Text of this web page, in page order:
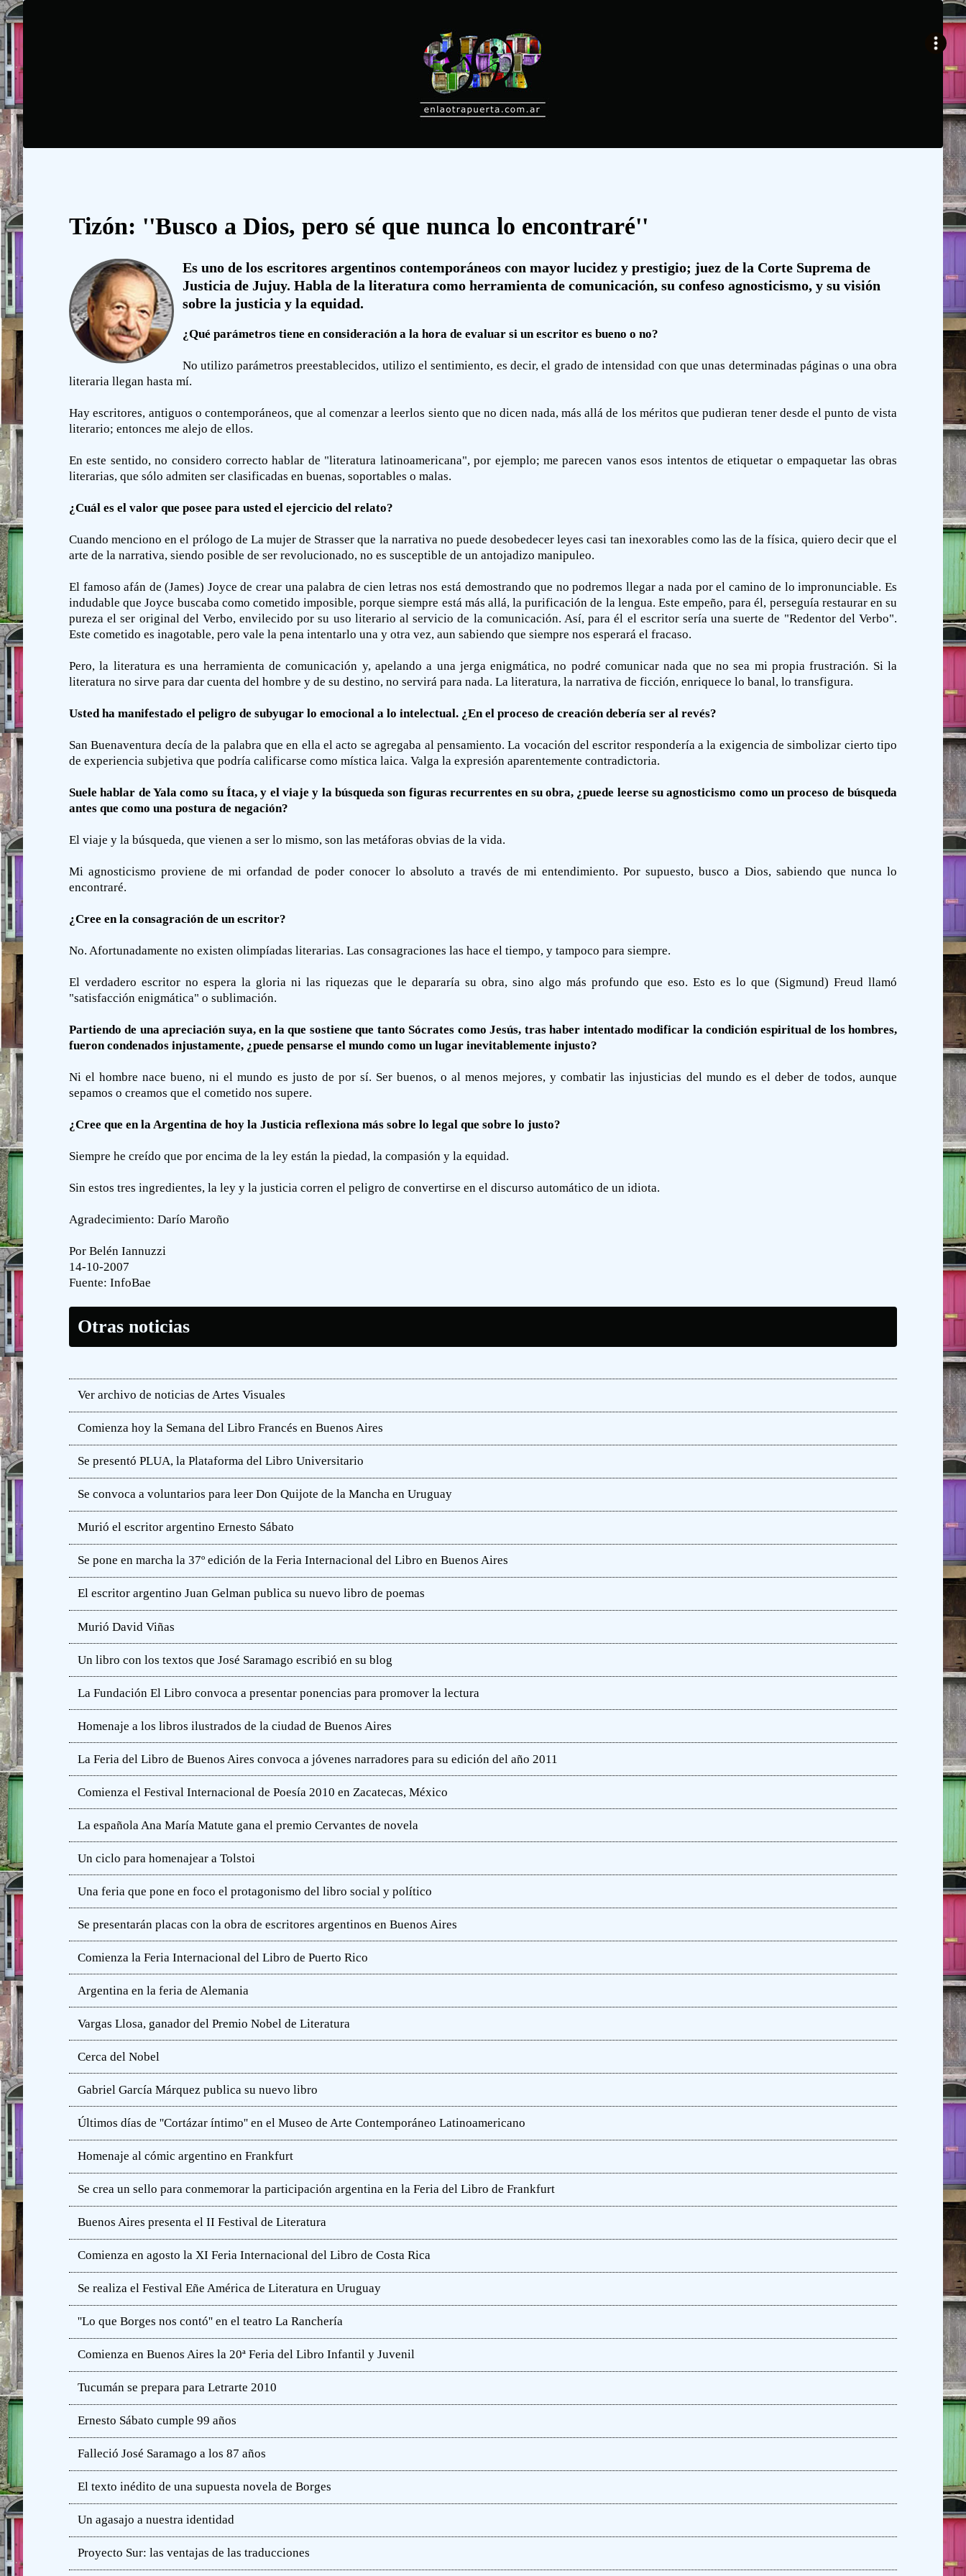
Tizón: ''Busco a Dios, pero sé que nunca lo encontraré''
Es uno de los escritores argentinos contemporáneos con mayor lucidez y prestigio; juez de la Corte Suprema de
Justicia de Jujuy. Habla de la literatura como herramienta de comunicación, su confeso agnosticismo, y su visión
sobre la justicia y la equidad.
¿Qué parámetros tiene en consideración a la hora de evaluar si un escritor es bueno o no?
No utilizo parámetros preestablecidos, utilizo el sentimiento, es decir, el grado de intensidad con que unas determinadas páginas o una obra
literaria llegan hasta mí.
Hay escritores, antiguos o contemporáneos, que al comenzar a leerlos siento que no dicen nada, más allá de los méritos que pudieran tener desde el punto de vista
literario; entonces me alejo de ellos.
En este sentido, no considero correcto hablar de "literatura latinoamericana", por ejemplo; me parecen vanos esos intentos de etiquetar o empaquetar las obras
literarias, que sólo admiten ser clasificadas en buenas, soportables o malas.
¿Cuál es el valor que posee para usted el ejercicio del relato?
Cuando menciono en el prólogo de La mujer de Strasser que la narrativa no puede desobedecer leyes casi tan inexorables como las de la física, quiero decir que el
arte de la narrativa, siendo posible de ser revolucionado, no es susceptible de un antojadizo manipuleo.
El famoso afán de (James) Joyce de crear una palabra de cien letras nos está demostrando que no podremos llegar a nada por el camino de lo impronunciable. Es
indudable que Joyce buscaba como cometido imposible, porque siempre está más allá, la purificación de la lengua. Este empeño, para él, perseguía restaurar en su
pureza el ser original del Verbo, envilecido por su uso literario al servicio de la comunicación. Así, para él el escritor sería una suerte de "Redentor del Verbo".
Este cometido es inagotable, pero vale la pena intentarlo una y otra vez, aun sabiendo que siempre nos esperará el fracaso.
Pero, la literatura es una herramienta de comunicación y, apelando a una jerga enigmática, no podré comunicar nada que no sea mi propia frustración. Si la
literatura no sirve para dar cuenta del hombre y de su destino, no servirá para nada. La literatura, la narrativa de ficción, enriquece lo banal, lo transfigura.
Usted ha manifestado el peligro de subyugar lo emocional a lo intelectual. ¿En el proceso de creación debería ser al revés?
San Buenaventura decía de la palabra que en ella el acto se agregaba al pensamiento. La vocación del escritor respondería a la exigencia de simbolizar cierto tipo
de experiencia subjetiva que podría calificarse como mística laica. Valga la expresión aparentemente contradictoria.
Suele hablar de Yala como su Ítaca, y el viaje y la búsqueda son figuras recurrentes en su obra, ¿puede leerse su agnosticismo como un proceso de búsqueda
antes que como una postura de negación?
El viaje y la búsqueda, que vienen a ser lo mismo, son las metáforas obvias de la vida.
Mi agnosticismo proviene de mi orfandad de poder conocer lo absoluto a través de mi entendimiento. Por supuesto, busco a Dios, sabiendo que nunca lo
encontraré.
¿Cree en la consagración de un escritor?
No. Afortunadamente no existen olimpíadas literarias. Las consagraciones las hace el tiempo, y tampoco para siempre.
El verdadero escritor no espera la gloria ni las riquezas que le depararía su obra, sino algo más profundo que eso. Esto es lo que (Sigmund) Freud llamó
"satisfacción enigmática" o sublimación.
Partiendo de una apreciación suya, en la que sostiene que tanto Sócrates como Jesús, tras haber intentado modificar la condición espiritual de los hombres,
fueron condenados injustamente, ¿puede pensarse el mundo como un lugar inevitablemente injusto?
Ni el hombre nace bueno, ni el mundo es justo de por sí. Ser buenos, o al menos mejores, y combatir las injusticias del mundo es el deber de todos, aunque
sepamos o creamos que el cometido nos supere.
¿Cree que en la Argentina de hoy la Justicia reflexiona más sobre lo legal que sobre lo justo?
Siempre he creído que por encima de la ley están la piedad, la compasión y la equidad.
Sin estos tres ingredientes, la ley y la justicia corren el peligro de convertirse en el discurso automático de un idiota.
Agradecimiento: Darío Maroño
Por Belén Iannuzzi
14-10-2007
Fuente: InfoBae
Otras noticias
Ver archivo de noticias de Artes Visuales
Comienza hoy la Semana del Libro Francés en Buenos Aires
Se presentó PLUA, la Plataforma del Libro Universitario
Se convoca a voluntarios para leer Don Quijote de la Mancha en Uruguay
Murió el escritor argentino Ernesto Sábato
Se pone en marcha la 37º edición de la Feria Internacional del Libro en Buenos Aires
El escritor argentino Juan Gelman publica su nuevo libro de poemas
Murió David Viñas
Un libro con los textos que José Saramago escribió en su blog
La Fundación El Libro convoca a presentar ponencias para promover la lectura
Homenaje a los libros ilustrados de la ciudad de Buenos Aires
La Feria del Libro de Buenos Aires convoca a jóvenes narradores para su edición del año 2011
Comienza el Festival Internacional de Poesía 2010 en Zacatecas, México
La española Ana María Matute gana el premio Cervantes de novela
Un ciclo para homenajear a Tolstoi
Una feria que pone en foco el protagonismo del libro social y político
Se presentarán placas con la obra de escritores argentinos en Buenos Aires
Comienza la Feria Internacional del Libro de Puerto Rico
Argentina en la feria de Alemania
Vargas Llosa, ganador del Premio Nobel de Literatura
Cerca del Nobel
Gabriel García Márquez publica su nuevo libro
Últimos días de ''Cortázar íntimo'' en el Museo de Arte Contemporáneo Latinoamericano
Homenaje al cómic argentino en Frankfurt
Se crea un sello para conmemorar la participación argentina en la Feria del Libro de Frankfurt
Buenos Aires presenta el II Festival de Literatura
Comienza en agosto la XI Feria Internacional del Libro de Costa Rica
Se realiza el Festival Eñe América de Literatura en Uruguay
''Lo que Borges nos contó'' en el teatro La Ranchería
Comienza en Buenos Aires la 20ª Feria del Libro Infantil y Juvenil
Tucumán se prepara para Letrarte 2010
Ernesto Sábato cumple 99 años
Falleció José Saramago a los 87 años
El texto inédito de una supuesta novela de Borges
Un agasajo a nuestra identidad
Proyecto Sur: las ventajas de las traducciones